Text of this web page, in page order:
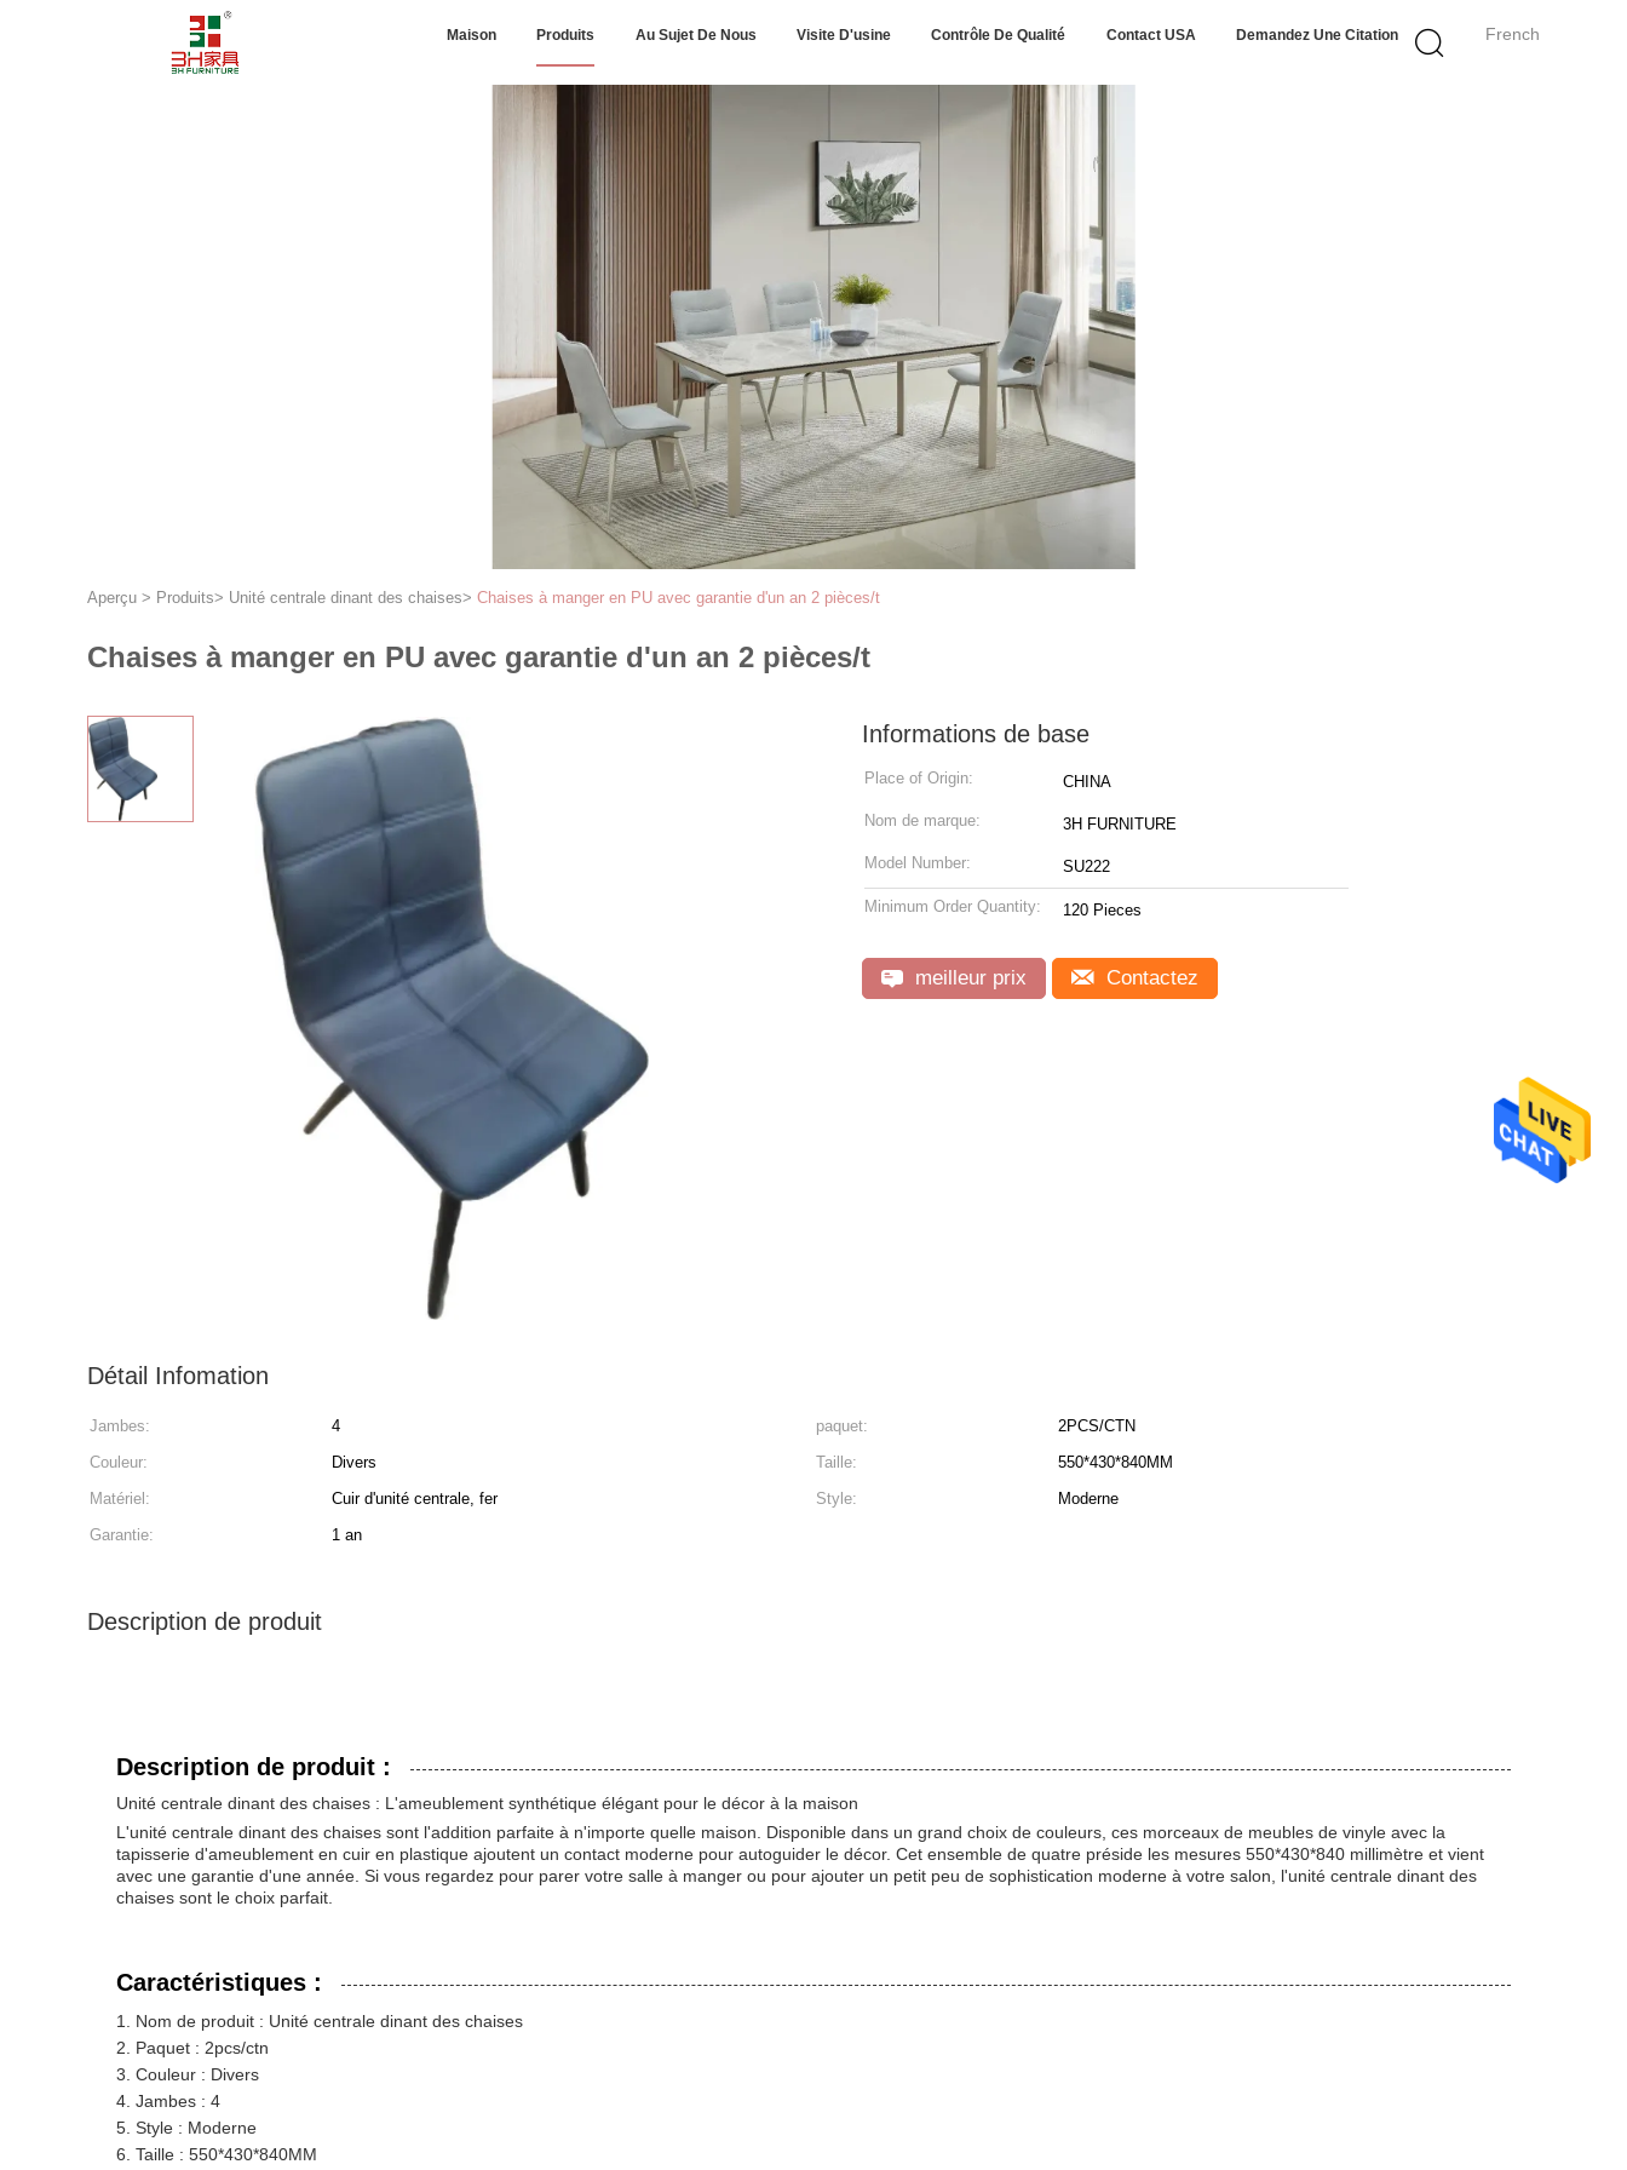
French
Maison Produits Au Sujet De Nous Visite D'usine Contrôle De Qualité Contact USA Demandez Une Citation
Aperçu > Produits> Unité centrale dinant des chaises> Chaises à manger en PU avec garantie d'un an 2 pièces/t
Chaises à manger en PU avec garantie d'un an 2 pièces/t
Informations de base
Place of Origin: CHINA
Nom de marque: 3H FURNITURE
Model Number: SU222
Minimum Order Quantity: 120 Pieces
meilleur prix Contactez
Détail Infomation
Jambes: 4 paquet:
2PCS/CTN
Couleur:
Divers Taille:
550*430*840MM
Matériel:
Cuir d'unité centrale, fer Style:
Moderne
Garantie:
1 an
Description de produit
Description de produit :
Unité centrale dinant des chaises : L'ameublement synthétique élégant pour le décor à la maison
L'unité centrale dinant des chaises sont l'addition parfaite à n'importe quelle maison. Disponible dans un grand choix de couleurs, ces morceaux de meubles de vinyle avec la
tapisserie d'ameublement en cuir en plastique ajoutent un contact moderne pour autoguider le décor. Cet ensemble de quatre préside les mesures 550*430*840 millimètre et vient
avec une garantie d'une année. Si vous regardez pour parer votre salle à manger ou pour ajouter un petit peu de sophistication moderne à votre salon, l'unité centrale dinant des
chaises sont le choix parfait.
Caractéristiques :
Nom de produit : Unité centrale dinant des chaises
Paquet : 2pcs/ctn
Couleur : Divers
Jambes : 4
Style : Moderne
Taille : 550*430*840MM